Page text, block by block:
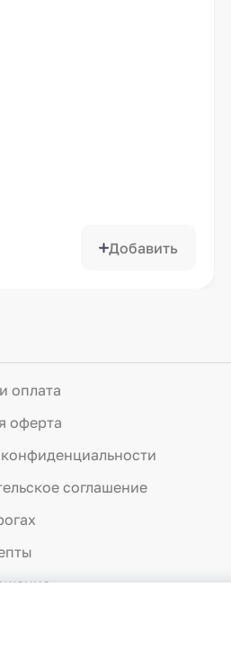
Добавить
оплата
оферта
соглашение